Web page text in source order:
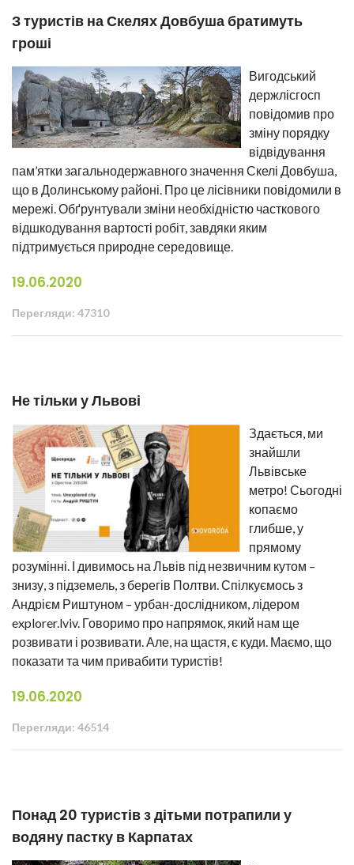
З туристів на Скелях Довбуша братимуть
гроші
Вигодський
держлісгосп
повідомив про
зміну порядку
відвідування
пам’ятки загальнодержавного значення Скелі Довбуша,
що в Долинському районі. Про це лісівники повідомили в
мережі. Обґрунтували зміни необхідністю часткового
відшкодування вартості робіт, завдяки яким
підтримується природне середовище.
19.06.2020
Перегляди: 47310
Не тільки у Львові
Здається, ми
знайшли
Львівське
метро! Сьогодні
копаємо
глибше, у
прямому
розумінні. І дивимось на Львів під незвичним кутом –
знизу, з підземель, з берегів Полтви. Спілкуємось з
Андрієм Риштуном – урбан-дослідником, лідером
explorer.lviv. Говоримо про напрямок, який нам ще
розвивати і розвивати. Але, на щастя, є куди. Маємо, що
показати та чим привабити туристів!
19.06.2020
Перегляди: 46514
Понад 20 туристів з дітьми потрапили у
водяну пастку в Карпатах